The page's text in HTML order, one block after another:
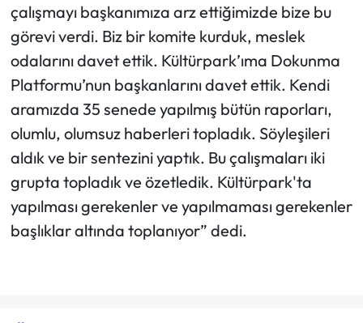
çalışmayı başkanımıza arz ettiğimizde bize bu
görevi verdi. Biz bir komite kurduk, meslek
odalarını davet ettik. Kültürpark’ıma Dokunma
Platformu’nun başkanlarını davet ettik. Kendi
aramızda 35 senede yapılmış bütün raporları,
olumlu, olumsuz haberleri topladık. Söyleşileri
aldık ve bir sentezini yaptık. Bu çalışmaları iki
grupta topladık ve özetledik. Kültürpark'ta
yapılması gerekenler ve yapılmaması gerekenler
başlıklar altında toplanıyor” dedi.